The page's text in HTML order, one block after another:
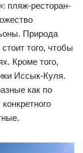
пляж-ресторан-
Природа
того, чтобы
Кроме того,
Иссык-Куля.
как по